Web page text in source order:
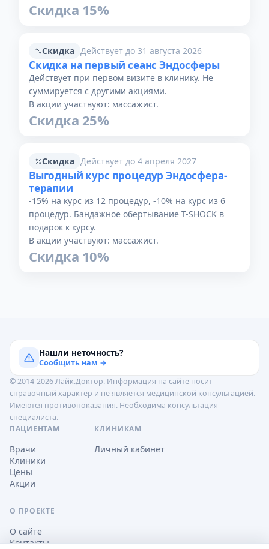
Скидка 15%
Скидка Действует до 31 августа 2026
Скидка на первый сеанс Эндосферы
Действует при первом визите в клинику. Не
суммируется с другими акциями.
В акции участвуют: массажист.
Скидка 25%
Скидка Действует до 4 апреля 2027
Выгодный курс процедур Эндосфера-
терапии
-15% на курс из 12 процедур, -10% на курс из 6
процедур. Бандажное обертывание T-SHOCK в
подарок к курсу.
В акции участвуют: массажист.
Скидка 10%
Нашли неточность?
Сообщить нам →
© 2014-2026 Лайк.Доктор. Информация на сайте носит
справочный характер и не является медицинской консультацией.
Имеются противопоказания. Необходима консультация
специалиста.
ПАЦИЕНТАМ
Врачи
Клиники
Цены
Акции
КЛИНИКАМ
Личный кабинет
О ПРОЕКТЕ
О сайте
Контакты